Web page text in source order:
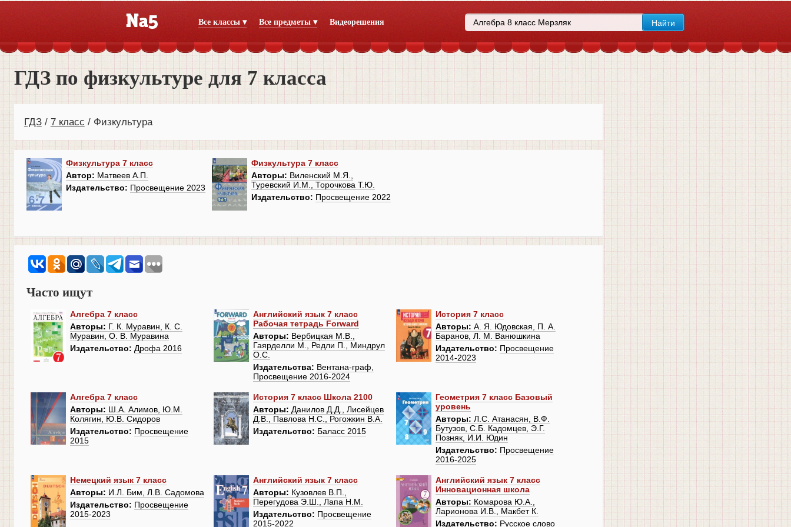
Все классы ▾ Все предметы ▾ Видеорешения
ГДЗ по физкультуре для 7 класса
ГДЗ 7 класс Физкультура
Физкультура 7 класс
Автор: Матвеев А.П.
Издательство: Просвещение 2023
Физкультура 7 класс
Авторы: Виленский М.Я.,
Туревский И.М., Торочкова Т.Ю.
Издательство: Просвещение 2022
Часто ищут
Алгебра 7 класс
Авторы: Г. К. Муравин, К. С.
Муравин, О. В. Муравина
Издательство: Дрофа 2016
Английский язык 7 класс
Рабочая тетрадь Forward
Авторы: Вербицкая М.В.,
Гаярделли М., Редли П., Миндрул
О.С.
Издательства: Вентана-граф,
Просвещение 2016-2024
История 7 класс
Авторы: А. Я. Юдовская, П. А.
Баранов, Л. М. Ванюшкина
Издательство: Просвещение
2014-2023
Алгебра 7 класс
Авторы: Ш.А. Алимов, Ю.М.
Колягин, Ю.В. Сидоров
Издательство: Просвещение
2015
История 7 класс Школа 2100
Авторы: Данилов Д.Д., Лисейцев
Д.В., Павлова Н.С., Рогожкин В.А.
Издательство: Баласс 2015
Геометрия 7 класс Базовый
уровень
Авторы: Л.С. Атанасян, В.Ф.
Бутузов, С.Б. Кадомцев, Э.Г.
Позняк, И.И. Юдин
Издательство: Просвещение
2016-2025
Немецкий язык 7 класс
Авторы: И.Л. Бим, Л.В. Садомова
Издательство: Просвещение
2015-2023
Английский язык 7 класс
Авторы: Кузовлев В.П.,
Перегудова Э.Ш., Лапа Н.М.
Издательство: Просвещение
2015-2022
Английский язык 7 класс
Инновационная школа
Авторы: Комарова Ю.А.,
Ларионова И.В., Макбет К.
Издательство: Русское слово